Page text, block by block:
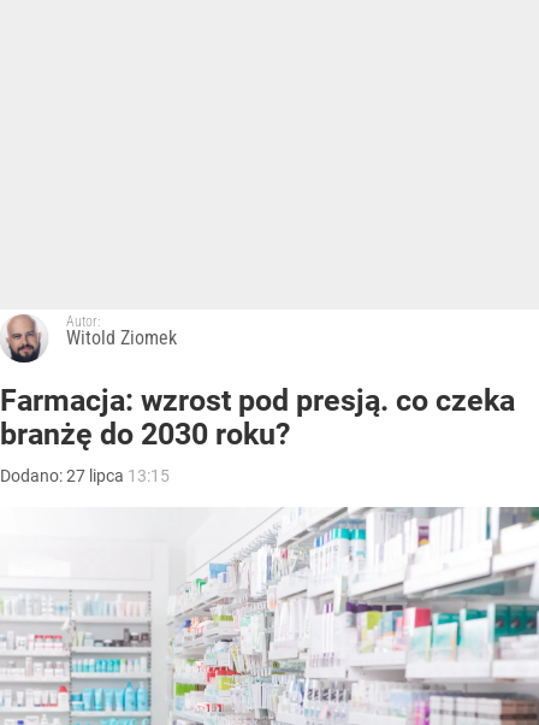
Autor:
Witold Ziomek
Farmacja: wzrost pod presją. co czeka
branżę do 2030 roku?
Dodano:27 lipca 13:15